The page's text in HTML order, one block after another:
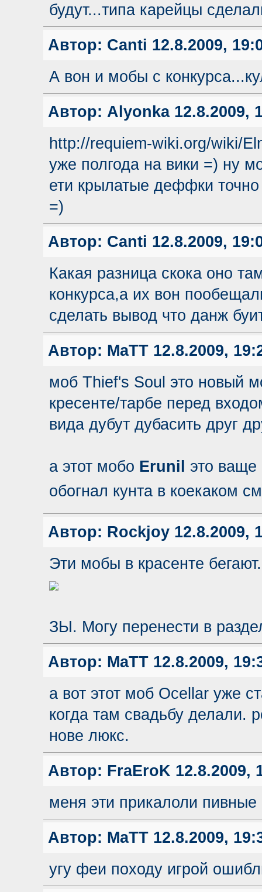
будут...типа карейцы
Автор: Canti 12.8.2009,
А вон и мобы с
Автор: Alyonka12.8.2009,
http://requiem-wiki.org/wiki/
уже полгода на вики =) ну
ети крылатые деффки
=)
Автор: Canti 12.8.2009,
Какая разница скока оно
конкурса,а их вон
сделать вывод что данж
Автор: MaTT12.8.2009,
моб Thief's Soul это новый
кресенте/тарбе перед
вида дубут дубасить друг
а этот мобо Erunil это ваще
обогнал кунта в коекаком
Автор: Rockjoy12.8.2009,
Эти мобы в красенте
ЗЫ. Могу перенести в
Автор: MaTT12.8.2009,
а вот этот моб Ocellar уже
когда там свадьбу делали.
нове люкс.
Автор: FraEroK 12.8.2009,
меня эти прикалоли
Автор: MaTT12.8.2009,
угу феи походу игрой